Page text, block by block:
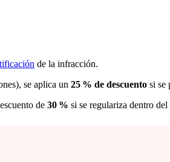
de la infracción.
se aplica un 25 % de descuento si se
de 30 % si se regulariza dentro